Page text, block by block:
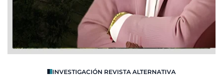
INVESTIGACIÓN REVISTA ALTERNATIVA